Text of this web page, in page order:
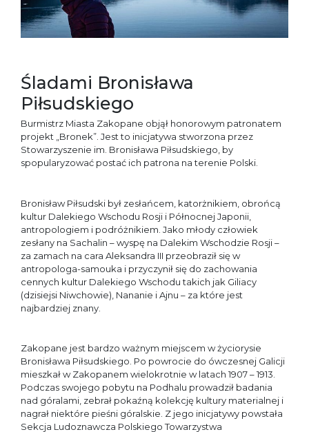
Śladami Bronisława
Piłsudskiego
Burmistrz Miasta Zakopane objął honorowym patronatem
projekt „Bronek”. Jest to inicjatywa stworzona przez
Stowarzyszenie im. Bronisława Piłsudskiego, by
spopularyzować postać ich patrona na terenie Polski.
Bronisław Piłsudski był zesłańcem, katorżnikiem, obrońcą
kultur Dalekiego Wschodu Rosji i Północnej Japonii,
antropologiem i podróżnikiem. Jako młody człowiek
zesłany na Sachalin – wyspę na Dalekim Wschodzie Rosji –
za zamach na cara Aleksandra III przeobraził się w
antropologa-samouka i przyczynił się do zachowania
cennych kultur Dalekiego Wschodu takich jak Giliacy
(dzisiejsi Niwchowie), Nananie i Ajnu – za które jest
najbardziej znany.
Zakopane jest bardzo ważnym miejscem w życiorysie
Bronisława Piłsudskiego. Po powrocie do ówczesnej Galicji
mieszkał w Zakopanem wielokrotnie w latach 1907 – 1913.
Podczas swojego pobytu na Podhalu prowadził badania
nad góralami, zebrał pokaźną kolekcję kultury materialnej i
nagrał niektóre pieśni góralskie. Z jego inicjatywy powstała
Sekcja Ludoznawcza Polskiego Towarzystwa